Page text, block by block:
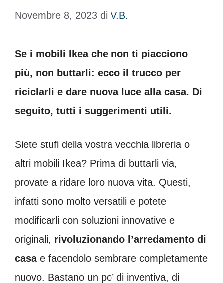
Novembre 8, 2023 di V.B.
Se i mobili Ikea che non ti piacciono
più, non buttarli: ecco il trucco per
riciclarli e dare nuova luce alla casa. Di
seguito, tutti i suggerimenti utili.
Siete stufi della vostra vecchia libreria o
altri mobili Ikea? Prima di buttarli via,
provate a ridare loro nuova vita. Questi,
infatti sono molto versatili e potete
modificarli con soluzioni innovative e
originali, rivoluzionando l’arredamento di
casae facendolo sembrare completamente
nuovo. Bastano un po’ di inventiva, di